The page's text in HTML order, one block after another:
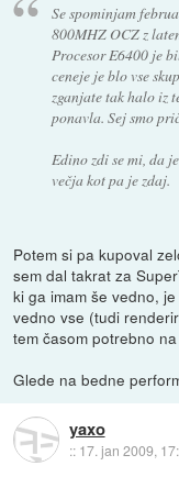
Se spominjam
800MHZ OCZ z
Procesor E6400 je
ceneje je blo vse
zganjate tak halo iz
ponavla. Sej smo
Edino zdi se mi, da
večja kot pa je zdaj.
Potem si pa kupoval
sem dal takrat za
ki ga imam še vedno,
vedno vse (tudi
tem časom potrebno
Glede na bedne
yaxo
:: 17. jan 2009,